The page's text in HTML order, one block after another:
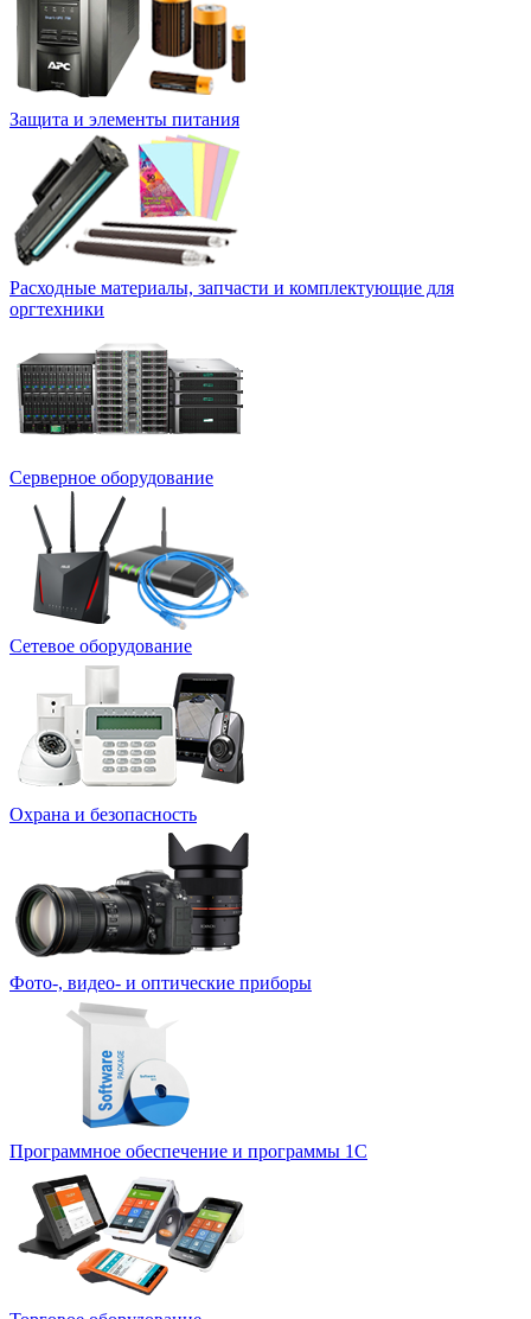
Защита и элементы питания
Расходные материалы, запчасти и комплектующие для
оргтехники
Серверное оборудование
Сетевое оборудование
Охрана и безопасность
Фото-, видео- и оптические приборы
Программное обеспечение и программы 1С